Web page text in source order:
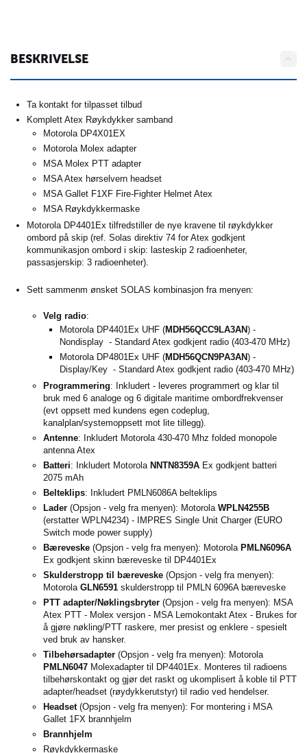
BESKRIVELSE
Ta kontakt for tilpasset tilbud
Komplett Atex Røykdykker samband
Motorola DP4X01EX
Motorola Molex adapter
MSA Molex PTT adapter
MSA Atex hørselvern headset
MSA Gallet F1XF Fire-Fighter Helmet Atex
MSA Røykdykkermaske
Motorola DP4401Ex tilfredstiller de nye kravene til røykdykker
ombord på skip (ref. Solas direktiv 74 for Atex godkjent
kommunikasjon ombord i skip: lasteskip 2 radioenheter,
passasjerskip: 3 radioenheter).
Sett sammenm ønsket SOLAS kombinasjon fra menyen:
Velg radio:
Motorola DP4401Ex UHF (MDH56QCC9LA3AN) -
Nondisplay - Standard Atex godkjent radio (403-470 MHz)
Motorola DP4801Ex UHF (MDH56QCN9PA3AN) -
Display/Key - Standard Atex godkjent radio (403-470 MHz)
Programmering: Inkludert - leveres programmert og klar til
bruk med 6 analoge og 6 digitale maritime ombordfrekvenser
(evt oppsett med kundens egen codeplug,
kanalplan/systemoppsett mot lite tillegg).
Antenne: Inkludert Motorola 430-470 Mhz folded monopole
antenna Atex
Batteri: Inkludert Motorola NNTN8359A Ex godkjent batteri
2075 mAh
Belteklips: Inkludert PMLN6086A belteklips
Lader (Opsjon - velg fra menyen): Motorola WPLN4255B
(erstatter WPLN4234) - IMPRES Single Unit Charger (EURO
Switch mode power supply)
Bæreveske (Opsjon - velg fra menyen): Motorola PMLN6096A
Ex godkjent skinn bæreveske til DP4401Ex
Skulderstropp til bæreveske (Opsjon - velg fra menyen):
Motorola GLN6591 skulderstropp til PMLN 6096A bæreveske
PTT adapter/Nøklingsbryter (Opsjon - velg fra menyen): MSA
Atex PTT - Molex versjon - MSA Lemokontakt Atex - Brukes for
å gjøre nøkling/PTT raskere, mer presist og enklere - spesielt
ved bruk av hansker.
Tilbehørsadapter (Opsjon - velg fra menyen): Motorola
PMLN6047 Molexadapter til DP4401Ex. Monteres til radioens
tilbehørskontakt og gjør det raskt og ukomplisert å koble til PTT
adapter/headset (røydykkerutstyr) til radio ved hendelser.
Headset(Opsjon - velg fra menyen): For montering i MSA
Gallet 1FX brannhjelm
Brannhjelm
Røykdykkermaske